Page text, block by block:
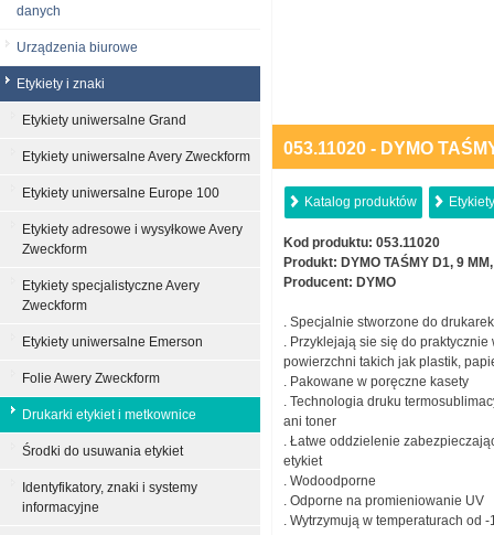
danych
Urządzenia biurowe
Etykiety i znaki
Etykiety uniwersalne Grand
Etykiety uniwersalne Avery Zweckform
Etykiety uniwersalne Europe 100
Etykiety adresowe i wysyłkowe Avery
Zweckform
Etykiety specjalistyczne Avery
Zweckform
Etykiety uniwersalne Emerson
Folie Awery Zweckform
Drukarki etykiet i metkownice
Środki do usuwania etykiet
Identyfikatory, znaki i systemy
informacyjne
053.11020 - DYMO
Katalog produktów
Kod produktu: 053.11020
Produkt: DYMO TAŚMY D1, 9
Producent: DYMO
. Specjalnie stworzone do
. Przyklejają sie się do praktycznie
powierzchni takich jak plastik,
. Pakowane w poręczne kasety
. Technologia druku
ani toner
. Łatwe oddzielenie
etykiet
. Wodoodporne
. Odporne na promieniowanie UV
. Wytrzymują w temperaturach od -